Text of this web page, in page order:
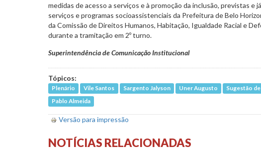
medidas de acesso a serviços e à promoção da inclusão, previstas e
serviços e programas socioassistenciais da Prefeitura de Belo
da Comissão de Direitos Humanos, Habitação, Igualdade Racial e
durante a tramitação em 2º turno.
Superintendência de Comunicação Institucional
Tópicos:
Plenário Vile Santos Sargento Jalyson Uner Augusto
Sugestão
Pablo Almeida
Versão para impressão
NOTÍCIAS RELACIONADAS